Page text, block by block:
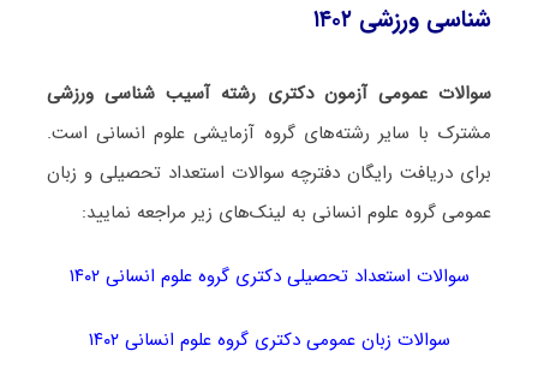
شناسی ورزشی ۱۴۰۲
سوالات عمومی آزمون دکتری رشته آسیب شناسی ورزشی
مشترک با سایر رشته‌های گروه آزمایشی علوم انسانی است.
برای دریافت رایگان دفترچه سوالات استعداد تحصیلی و زبان
عمومی گروه علوم انسانی به لینک‌های زیر مراجعه نمایید:
سوالات استعداد تحصیلی دکتری گروه علوم انسانی ۱۴۰۲
سوالات زبان عمومی دکتری گروه علوم انسانی ۱۴۰۲